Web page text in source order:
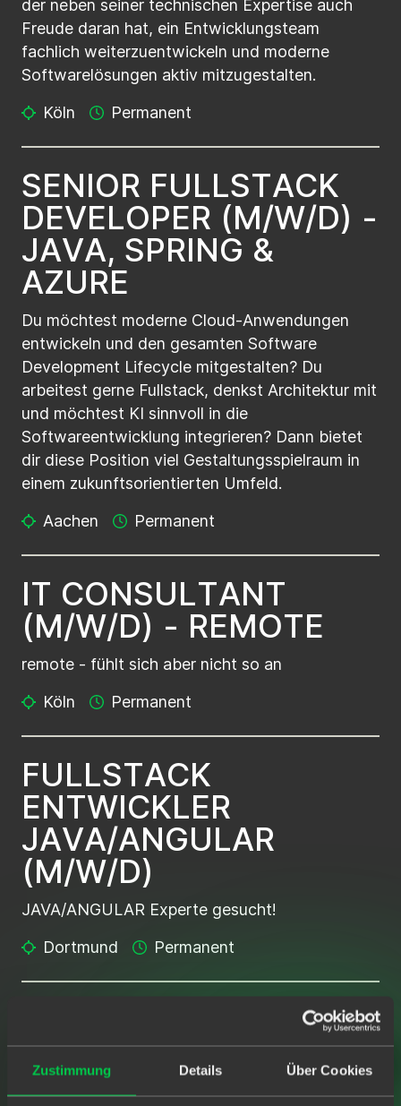
Zustimmung Details Über Cookies
Köln Permanent
der neben seiner technischen Expertise auch
Freude daran hat, ein Entwicklungsteam
fachlich weiterzuentwickeln und moderne
Softwarelösungen aktiv mitzugestalten.
Aachen Permanent
SENIOR FULLSTACK
DEVELOPER (M/W/D) -
JAVA, SPRING &
AZURE
Du möchtest moderne Cloud-Anwendungen
entwickeln und den gesamten Software
Development Lifecycle mitgestalten? Du
arbeitest gerne Fullstack, denkst Architektur mit
und möchtest KI sinnvoll in die
Softwareentwicklung integrieren? Dann bietet
dir diese Position viel Gestaltungsspielraum in
einem zukunftsorientierten Umfeld.
Köln Permanent
IT CONSULTANT
(M/W/D) - REMOTE
remote - fühlt sich aber nicht so an
Dortmund Permanent
FULLSTACK
ENTWICKLER
JAVA/ANGULAR
(M/W/D)
JAVA/ANGULAR Experte gesucht!
SCHAUE DIR ALLE JAVA DEVELOPEMENT
JOBS AN